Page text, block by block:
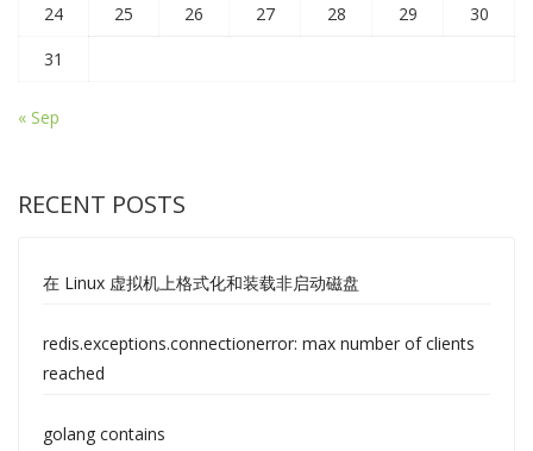
24
25 26 27 28 29
30
31
« Sep
RECENT POSTS
在 Linux 虚拟机上格式化和装载非启动磁盘
redis.exceptions.connectionerror: max number of clients
reached
golang contains